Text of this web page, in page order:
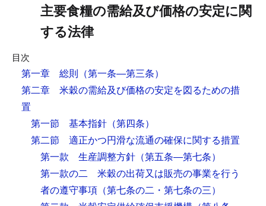
主要食糧の需給及び価格の安定に関
する法律
目次
第一章 総則 （第一条―第三条）
第二章 米穀の需給及び価格の安定を図るための措
置
第一節 基本指針 （第四条）
第二節 適正かつ円滑な流通の確保に関する措置
第一款 生産調整方針 （第五条―第七条）
第一款の二 米穀の出荷又は販売の事業を行う
者の遵守事項 （第七条の二・第七条の三）